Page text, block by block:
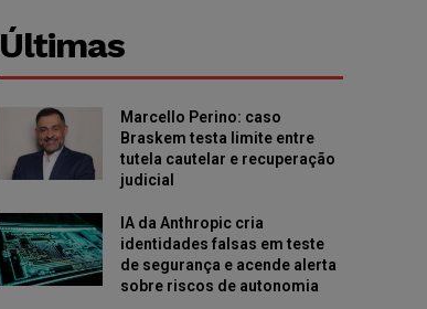
Últimas
Marcello Perino: caso
Braskem testa limite entre
tutela cautelar e recuperação
judicial
IA da Anthropic cria
identidades falsas em teste
de segurança e acende alerta
sobre riscos de autonomia